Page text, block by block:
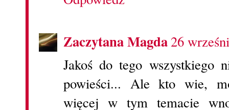
Zaczytana Magda26
Jakoś do tego wszystkiego
powieści... Ale kto wie,
więcej w tym temacie